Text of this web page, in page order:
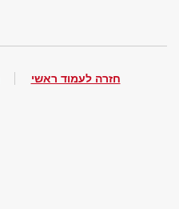
חזרה לעמוד ראשי